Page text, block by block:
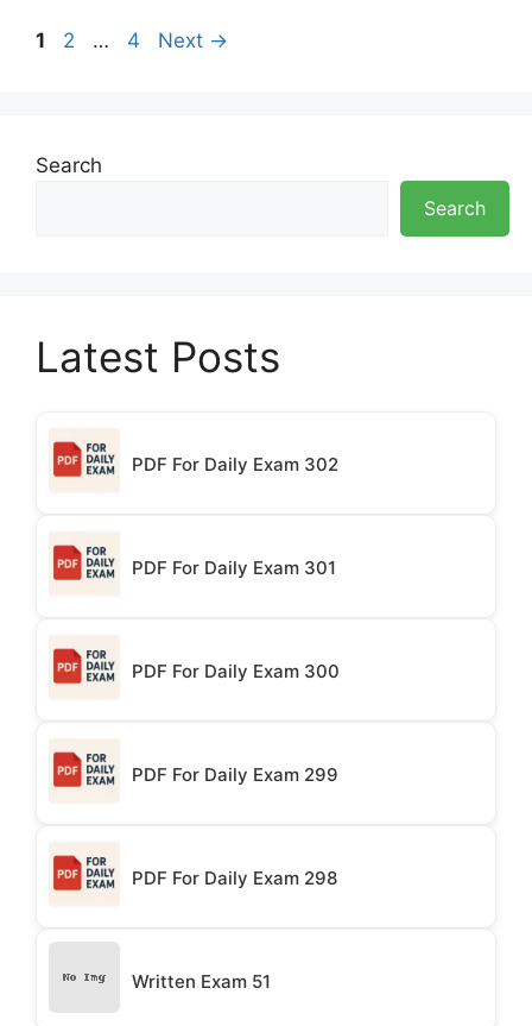
Page
1 Page
2 … Page
4 Next →
Search
Search
Latest Posts
PDF For Daily Exam 302
PDF For Daily Exam 301
PDF For Daily Exam 300
PDF For Daily Exam 299
PDF For Daily Exam 298
Written Exam 51